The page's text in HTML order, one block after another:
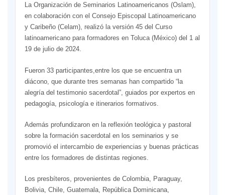
La Organización de Seminarios Latinoamericanos (Oslam),
en colaboración con el Consejo Episcopal Latinoamericano
y Caribeño (Celam), realizó la versión 45 del Curso
latinoamericano para formadores en Toluca (México) del 1 al
19 de julio de 2024.
Fueron 33 participantes,entre los que se encuentra un
diácono, que durante tres semanas han compartido “la
alegría del testimonio sacerdotal”, guiados por expertos en
pedagogía, psicología e itinerarios formativos.
Además profundizaron en la reflexión teológica y pastoral
sobre la formación sacerdotal en los seminarios y se
promovió el intercambio de experiencias y buenas prácticas
entre los formadores de distintas regiones.
Los presbíteros, provenientes de Colombia, Paraguay,
Bolivia, Chile, Guatemala, República Dominicana,